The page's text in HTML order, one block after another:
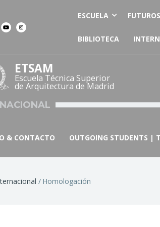
ESCUELA
BIBLIOTECA
ETSAM
Escuela Técnica Superior
de Arquitectura de Madrid
& CONTACTO OUTGOING STUDENTS |
Homologación